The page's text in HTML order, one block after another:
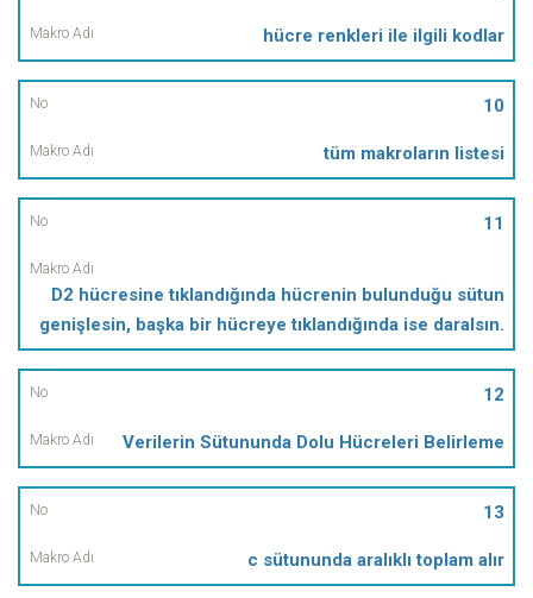
hücre renkleri ile ilgili kodlar
10
tüm makroların listesi
11
D2 hücresine tıklandığında hücrenin bulunduğu sütun
genişlesin, başka bir hücreye tıklandığında ise daralsın.
12
Verilerin Sütununda Dolu Hücreleri Belirleme
13
c sütununda aralıklı toplam alır